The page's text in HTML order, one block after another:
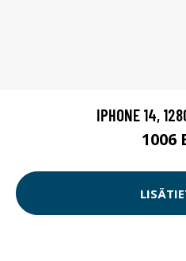
IPHONE 14,
1006